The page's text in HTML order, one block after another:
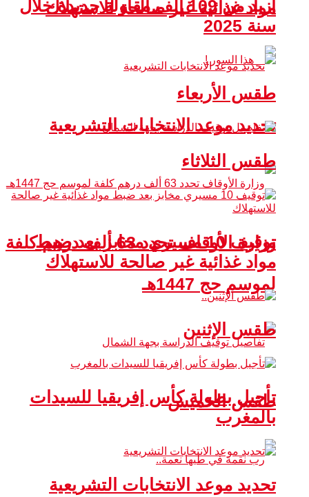
مواد غذائية غير صالحة للاستهلاك
تحديد موعد الانتخابات التشريعية
وزارة الأوقاف تحدد 63 ألف درهم كلفة
لموسم حج 1447هـ
طقس الخميس
أزيد من 109 ألف مقاولة جديدة خلال
سنة 2025
طقس الأربعاء
طقس الثلاثاء
توقيف 10 مسيري مخابز بعد ضبط
مواد غذائية غير صالحة للاستهلاك
طقس الإثنين
تأجيل بطولة كأس إفريقيا للسيدات
بالمغرب
تحديد موعد الانتخابات التشريعية